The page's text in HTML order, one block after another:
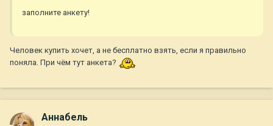
заполните анкету!
Человек купить хочет, а не бесплатно взять, если я правильно
поняла. При чём тут анкета?
Aннaбель